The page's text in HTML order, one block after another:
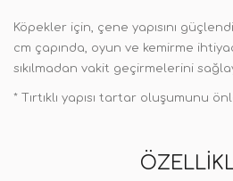
Köpekler için, çene yapısını
cm çapında, oyun ve kemirme
sıkılmadan vakit geçirmelerini
* Tırtıklı yapısı tartar oluşumunu